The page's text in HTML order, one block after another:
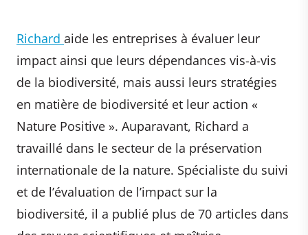
Richard aide les entreprises à évaluer leur
impact ainsi que leurs dépendances vis-à-vis
de la biodiversité, mais aussi leurs stratégies
en matière de biodiversité et leur action «
Nature Positive ». Auparavant, Richard a
travaillé dans le secteur de la préservation
internationale de la nature. Spécialiste du suivi
et de l’évaluation de l’impact sur la
biodiversité, il a publié plus de 70 articles dans